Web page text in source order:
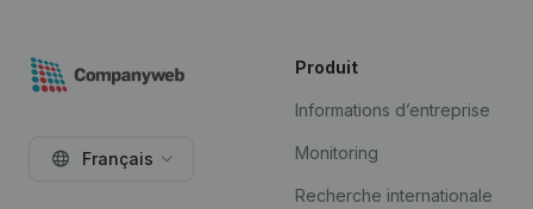
Français
Produit
Informations d’entreprise
Monitoring
Recherche internationale